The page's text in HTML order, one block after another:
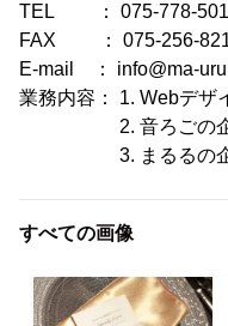
TEL ： 075-778-
FAX ： 075-256-
E-mail ： info@ma-
業務内容： 1. Webデザ
2. 音ろごの企
3. まるるの企
すべての画像